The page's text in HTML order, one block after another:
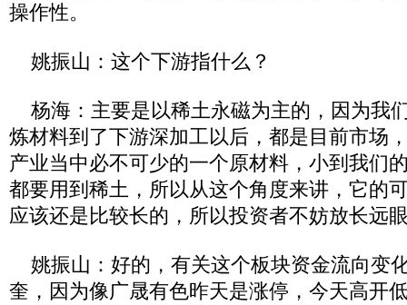
操作性。
姚振山：这个下游指什么？
杨海：主要是以稀土永磁为主的，因为我
炼材料到了下游深加工以后，都是目前市场
产业当中必不可少的一个原材料，小到我们
都要用到稀土，所以从这个角度来讲，它的
应该还是比较长的，所以投资者不妨放长远
姚振山：好的，有关这个板块资金流向变
奎，因为像广晟有色昨天是涨停，今天高开